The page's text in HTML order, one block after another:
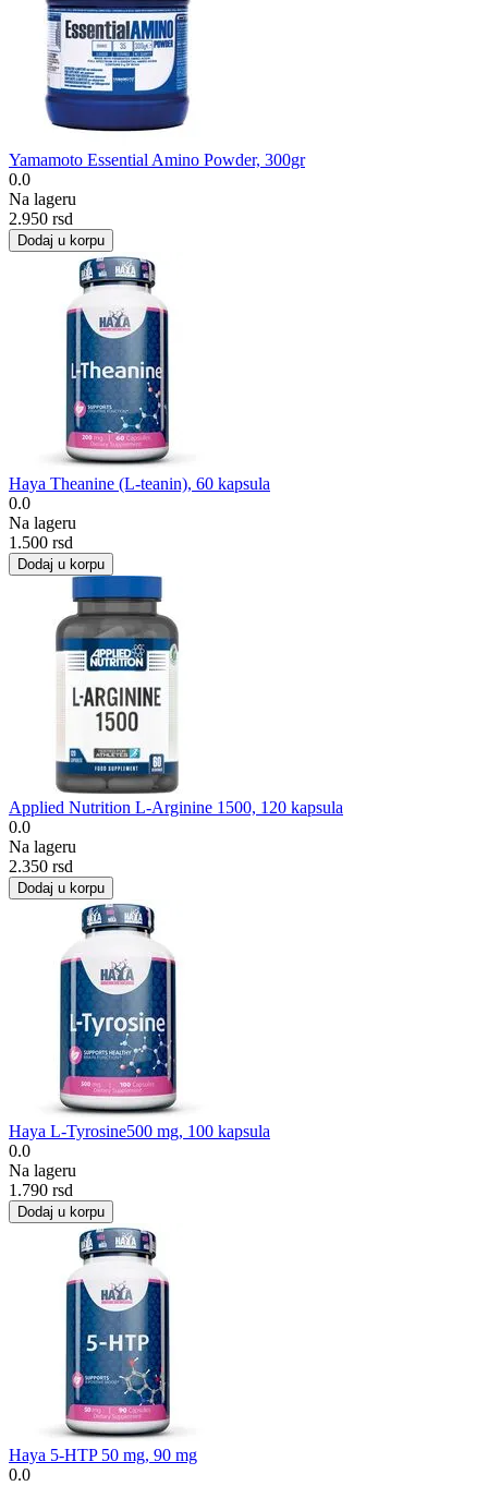
Yamamoto Essential Amino Powder, 300gr
0.0
Na lageru
2.950 rsd
Dodaj u korpu
Haya Theanine (L-teanin), 60 kapsula
0.0
Na lageru
1.500 rsd
Dodaj u korpu
Applied Nutrition L-Arginine 1500, 120 kapsula
0.0
Na lageru
2.350 rsd
Dodaj u korpu
Haya L-Tyrosine500 mg, 100 kapsula
0.0
Na lageru
1.790 rsd
Dodaj u korpu
Haya 5-HTP 50 mg, 90 mg
0.0